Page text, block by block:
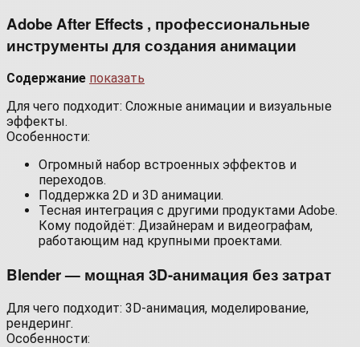
Adobe After Effects , профессиональные
инструменты для создания анимации
Содержание показать
Для чего подходит: Сложные анимации и визуальные
эффекты.
Особенности:
Огромный набор встроенных эффектов и
переходов.
Поддержка 2D и 3D анимации.
Тесная интеграция с другими продуктами Adobe.
Кому подойдёт: Дизайнерам и видеографам,
работающим над крупными проектами.
Blender — мощная 3D-анимация без затрат
Для чего подходит: 3D-анимация, моделирование,
рендеринг.
Особенности: